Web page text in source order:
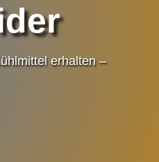
erhalten –